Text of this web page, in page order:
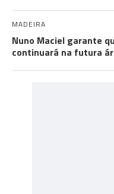
MADEIRA
Nuno Maciel garante
continuará na futura